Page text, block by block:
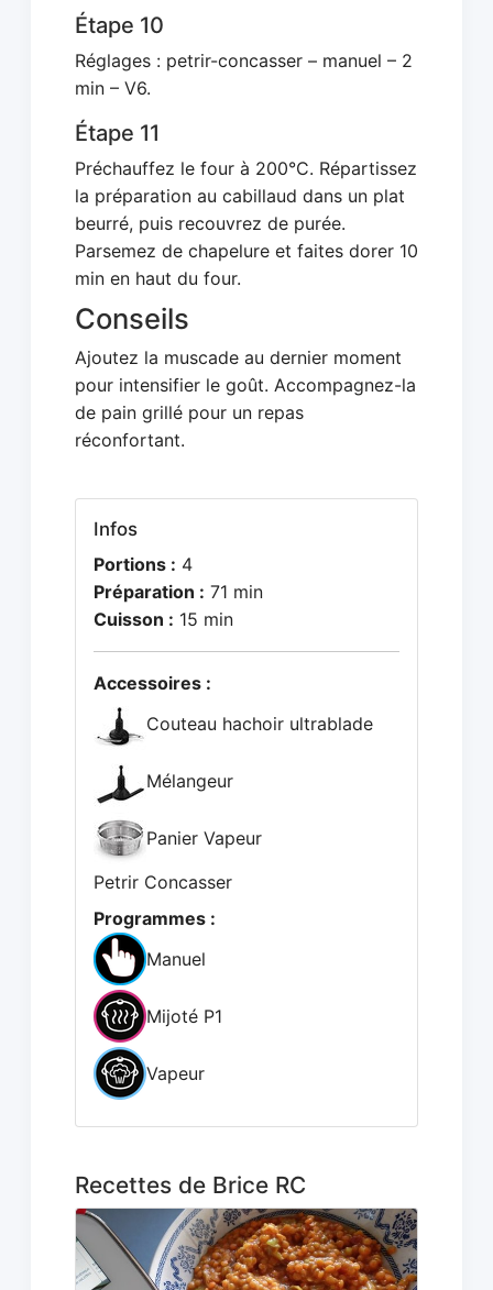
Étape 10
Réglages : petrir-concasser – manuel – 2
min – V6.
Étape 11
Préchauffez le four à 200°C. Répartissez
la préparation au cabillaud dans un plat
beurré, puis recouvrez de purée.
Parsemez de chapelure et faites dorer 10
min en haut du four.
Conseils
Ajoutez la muscade au dernier moment
pour intensifier le goût. Accompagnez-la
de pain grillé pour un repas
réconfortant.
Infos
Portions : 4
Préparation : 71 min
Cuisson : 15 min
Accessoires :
Couteau hachoir ultrablade
Mélangeur
Panier Vapeur
Petrir Concasser
Programmes :
Manuel
Mijoté P1
Vapeur
Recettes de Brice RC